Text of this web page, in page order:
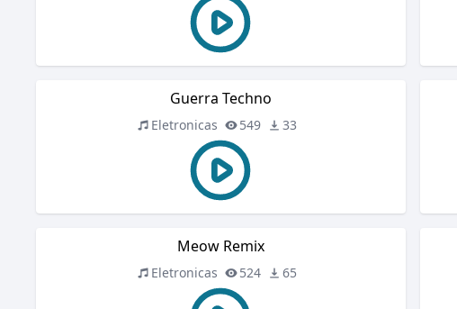
Guerra Techno
Eletronicas 549 33
Meow Remix
Eletronicas 524 65